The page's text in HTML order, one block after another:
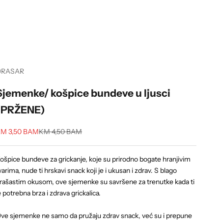
košpice bundeve u ljusci
price
3,50 BAMRegular price
KM 4,50 BAM
bundeve za grickanje, koje su prirodno bogate hranjivim
nude ti hrskavi snack koji je i ukusan i zdrav. S blago
okusom, ove sjemenke su savršene za trenutke kada ti
potrebna brza i zdrava grickalica.
sjemenke ne samo da pružaju zdrav snack, već su i prepune